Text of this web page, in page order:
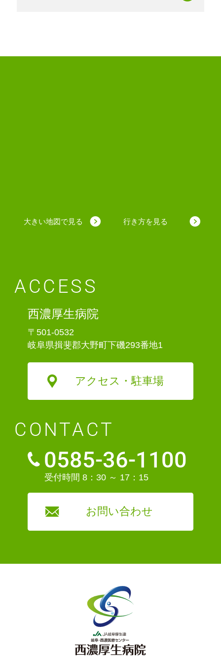
大きい地図で見る 行き方を見る
ACCESS
西濃厚生病院
〒501-0532
岐阜県揖斐郡大野町下磯293番地1
アクセス・駐車場
CONTACT
0585-36-1100
受付時間 8：30 ～ 17：15
お問い合わせ